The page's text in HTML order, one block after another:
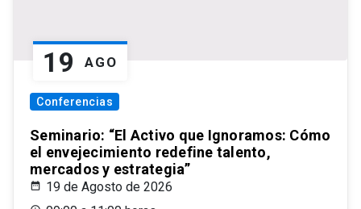
19 AGO
Conferencias
Seminario: “El Activo que Ignoramos: Cómo
el envejecimiento redefine talento,
mercados y estrategia”
19 de Agosto de 2026